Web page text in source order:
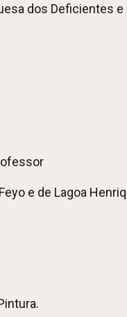
dos Deficientes
e de Lagoa